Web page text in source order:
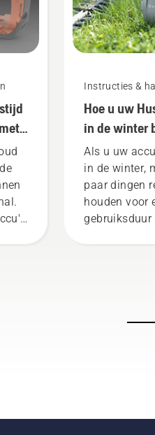
Instructies &
Hoe u uw
in de winter
Als u uw
in de winter,
paar dingen
houden voor
gebruiksduur